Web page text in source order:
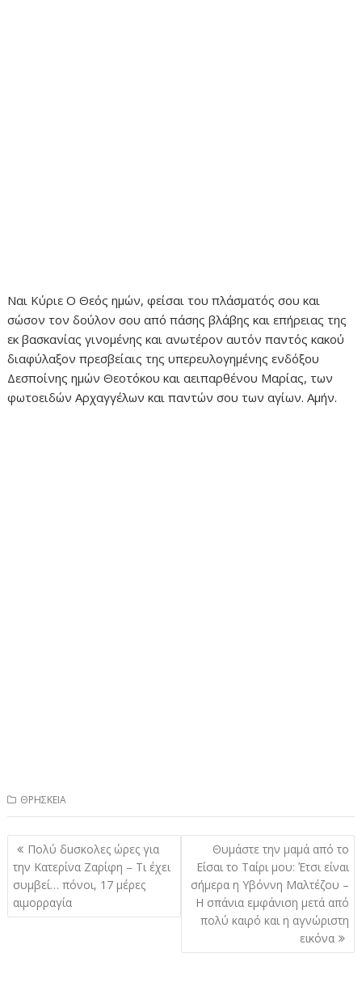
Ναι Κύριε Ο Θεός ημών, φείσαι του πλάσματός σου και
σώσον τον δούλον σου από πάσης βλάβης και επήρειας της
εκ βασκανίας γινομένης και ανωτέρον αυτόν παντός κακού
διαφύλαξον πρεσβείαις της υπερευλογημένης ενδόξου
Δεσποίνης ημών Θεοτόκου και αειπαρθένου Μαρίας, των
φωτοειδών Αρχαγγέλων και παντών σου των αγίων. Αμήν.
ΘΡΗΣΚΕΙΑ
Πλοήγηση
άρθρων
Πολύ δuσκολες ώρες για
την Κατερίνα Ζαρίφη – Τι έχει
συμβεί… πόνοι, 17 μέρες
αιμορραγία
Θυμάστε την μαμά από το
Είσαι το Ταίρι μου: Έτσι είναι
σήμερα η Υβόννη Μαλτέζου –
Η σπάνια εμφάνιση μετά από
πολύ καιρό και η αγνώριστη
εικόνα